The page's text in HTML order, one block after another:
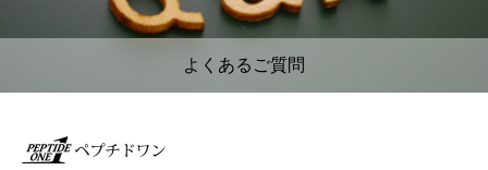
よくあるご質問